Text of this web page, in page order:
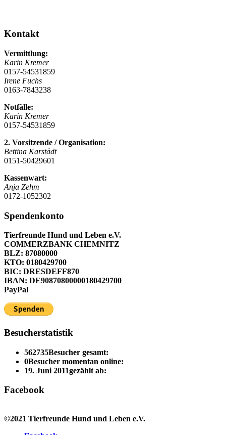
Kontakt
Vermittlung:
Karin Kremer
0157-54531859
Irene Fuchs
0163-7843238
Notfälle:
Karin Kremer
0157-54531859
2. Vorsitzende / Organisation:
Bettina Karstädt
0151-50429601
Kassenwart:
Anja Zehm
0172-1052302
Spendenkonto
Tierfreunde Hund und Leben e.V.
COMMERZBANK CHEMNITZ
BLZ: 87080000
KTO: 0180429700
BIC: DRESDEFF870
IBAN: DE90870800000180429700
PayPal
Besucherstatistik
562735Besucher gesamt:
0Besucher momentan online:
19. Juni 2011gezählt ab:
Facebook
©2021 Tierfreunde Hund und Leben e.V.